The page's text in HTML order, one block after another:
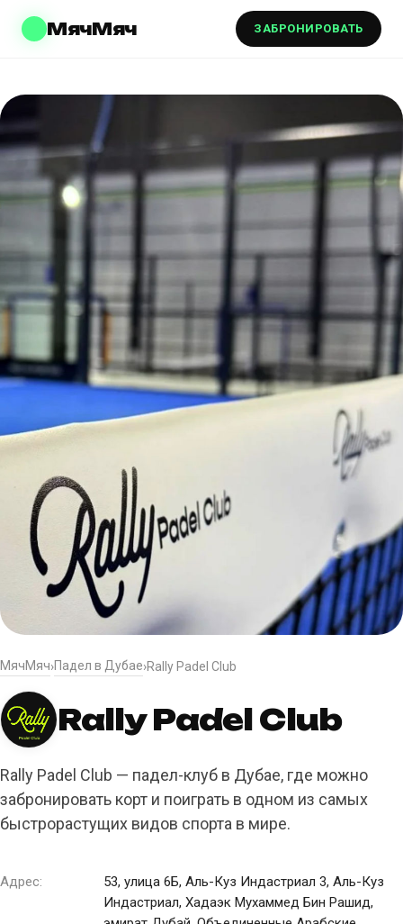
МячМяч ЗАБРОНИРОВАТЬ
МячМяч›Падел в Дубае›Rally Padel Club
Rally Padel Club
Rally Padel Club — падел-клуб в Дубае, где можно
забронировать корт и поиграть в одном из самых
быстрорастущих видов спорта в мире.
Адрес:
53, улица 6Б, Аль-Куз Индастриал 3, Аль-Куз
Индастриал, Хадаэк Мухаммед Бин Рашид,